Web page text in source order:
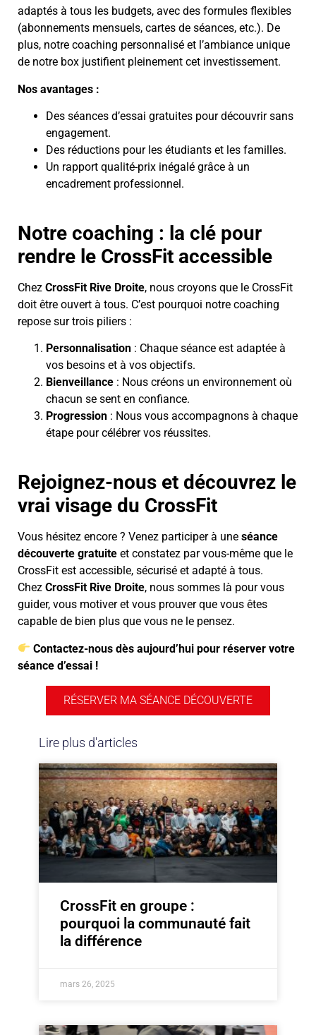
adaptés à tous les budgets, avec des formules flexibles
(abonnements mensuels, cartes de séances, etc.). De
plus, notre coaching personnalisé et l’ambiance unique
de notre box justifient pleinement cet investissement.
Nos avantages :
Des séances d’essai gratuites pour découvrir sans
engagement.
Des réductions pour les étudiants et les familles.
Un rapport qualité-prix inégalé grâce à un
encadrement professionnel.
Notre coaching : la clé pour
rendre le CrossFit accessible
Chez CrossFit Rive Droite, nous croyons que le CrossFit
doit être ouvert à tous. C’est pourquoi notre coaching
repose sur trois piliers :
Personnalisation : Chaque séance est adaptée à
vos besoins et à vos objectifs.
Bienveillance : Nous créons un environnement où
chacun se sent en confiance.
Progression : Nous vous accompagnons à chaque
étape pour célébrer vos réussites.
Rejoignez-nous et découvrez le
vrai visage du CrossFit
Vous hésitez encore ? Venez participer à une séance
découverte gratuite et constatez par vous-même que le
CrossFit est accessible, sécurisé et adapté à tous.
Chez CrossFit Rive Droite, nous sommes là pour vous
guider, vous motiver et vous prouver que vous êtes
capable de bien plus que vous ne le pensez.
Contactez-nous dès aujourd’hui pour réserver votre
séance d’essai !
RÉSERVER MA SÉANCE DÉCOUVERTE
Lire plus d'articles
CrossFit en groupe :
pourquoi la communauté fait
la différence
mars 26, 2025